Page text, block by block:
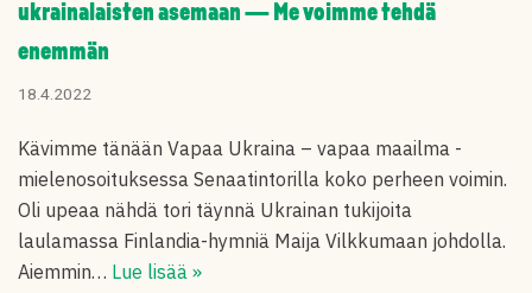
ukrainalaisten asemaan — Me voimme tehdä
enemmän
18.4.2022
Kävimme tänään Vapaa Ukraina – vapaa maailma -
mielenosoituksessa Senaatintorilla koko perheen voimin.
Oli upeaa nähdä tori täynnä Ukrainan tukijoita
laulamassa Finlandia-hymniä Maija Vilkkumaan johdolla.
Aiemmin… Lue lisää »